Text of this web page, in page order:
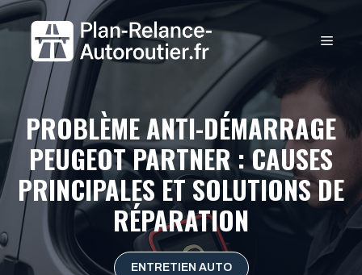
Aller
au
contenu
PROBLÈME ANTI-DÉMARRAGE
PEUGEOT PARTNER : CAUSES
PRINCIPALES ET SOLUTIONS DE
RÉPARATION
ENTRETIEN AUTO